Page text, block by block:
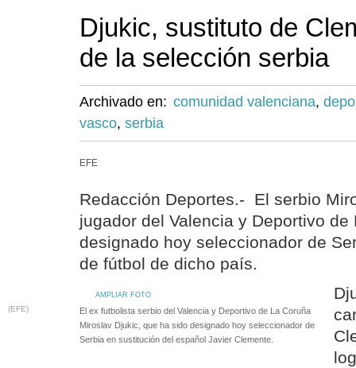
Djukic, sustituto de
de la selección serbia
Archivado en: comunidad valenciana,
vasco, serbia
EFE
Redacción Deportes.- El serbio
jugador del Valencia y Deportivo
designado hoy seleccionador de
de fútbol de dicho país.
AMPLIAR FOTO
(EFE)
El ex futbolista serbio del Valencia y Deportivo de La Coruña
Miroslav Djukic, que ha sido designado hoy seleccionador de
Serbia en sustitución del español Javier Clemente.